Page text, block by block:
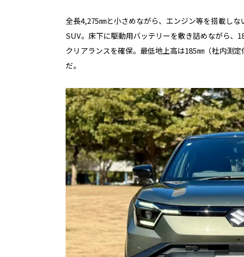
全長4,275㎜と小さめながら、エンジン等を搭載し
SUV。床下に駆動用バッテリーを敷き詰めながら、
クリアランスを確保。最低地上高は185㎜（社内測
だ。